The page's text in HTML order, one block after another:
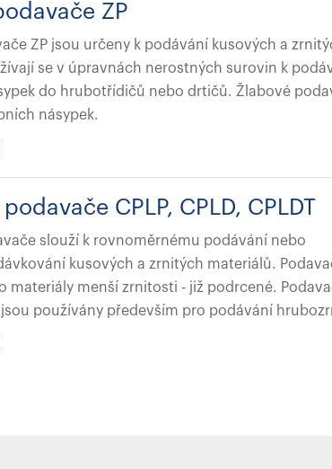
ZP
ZP jsou určeny k podávání kusových a
se v úpravnách nerostných surovin k
do hrubotřídičů nebo drtičů. Žlabové
násypek.
CPLP, CPLD, CPLDT
slouží k rovnoměrnému podávání nebo
kusových a zrnitých materiálů.
materiály menší zrnitosti - již podrcené.
jsou používány především pro podávání